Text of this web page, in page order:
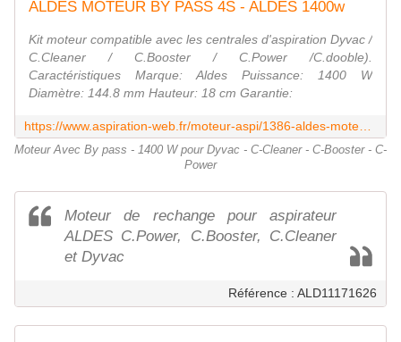
ALDES MOTEUR BY PASS 4S - ALDES 1400w
Kit moteur compatible avec les centrales d'aspiration Dyvac /
C.Cleaner / C.Booster / C.Power /C.dooble).
Caractéristiques Marque: Aldes Puissance: 1400 W
Diamètre: 144.8 mm Hauteur: 18 cm Garantie:
Moteur Avec By pass - 1400 W pour Dyvac - C-Cleaner - C-Booster - C-
Power
Moteur de rechange pour aspirateur
ALDES C.Power, C.Booster, C.Cleaner
et Dyvac
Référence : ALD11171626